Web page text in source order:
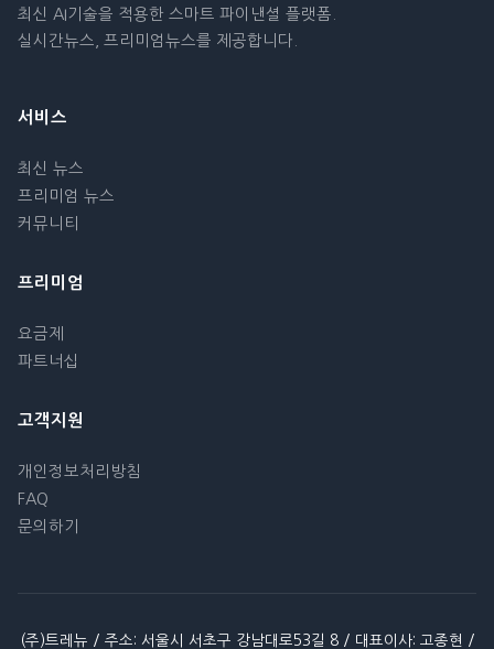
최신 AI기술을 적용한 스마트 파이낸셜 플랫폼.
실시간뉴스, 프리미엄뉴스를 제공합니다.
서비스
최신 뉴스
프리미엄 뉴스
커뮤니티
프리미엄
요금제
파트너십
고객지원
개인정보처리방침
FAQ
문의하기
(주)트레뉴 / 주소: 서울시 서초구 강남대로53길 8 / 대표이사: 고종현 /